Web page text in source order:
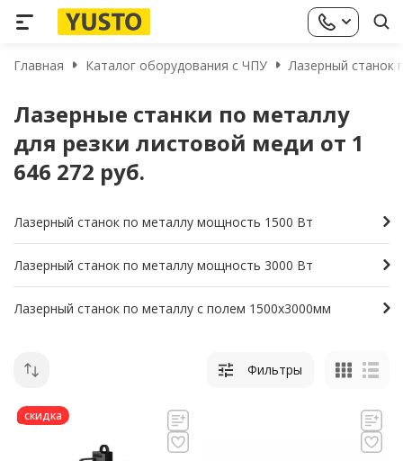
Главная Каталог оборудования с ЧПУ Лазерный станок
Лазерные станки по металлу
для резки листовой меди от 1
646 272 руб.
Лазерный станок по металлу мощность 1500 Вт
Лазерный станок по металлу мощность 3000 Вт
Лазерный станок по металлу с полем 1500х3000мм
Фильтры
скидка